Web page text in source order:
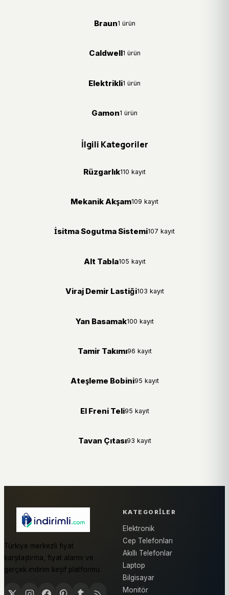
Braun1 ürün
Caldwell1 ürün
Elektrikli1 ürün
Gamon1 ürün
İlgili Kategoriler
Rüzgarlık110 kayıt
Mekanik Akşam109 kayıt
İsitma Sogutma Sistemi107 kayıt
Alt Tabla105 kayıt
Viraj Demir Lastiği103 kayıt
Yan Basamak100 kayıt
Tamir Takımı96 kayıt
Ateşleme Bobini95 kayıt
El Freni Teli95 kayıt
Tavan Çıtası93 kayıt
Türkiye merkezli fiyat
karşılaştırma, fiyat alarmı ve
gerçek indirim keşif platformu.
KATEGORILER
Elektronik
Cep Telefonları
Akıllı Telefonlar
Laptop
Bilgisayar
Monitör